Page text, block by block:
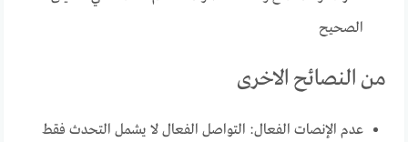
الصحيح
من النصائح الاخرى
عدم الإنصات الفعال: التواصل الفعال لا يشمل التحدث فقط